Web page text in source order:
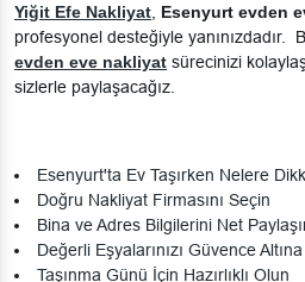
Yiğit Efe Nakliyat Esenyurt evden
profesyonel desteğiyle yanınızdadır.
evden eve nakliyat sürecinizi
sizlerle paylaşacağız.
Esenyurt'ta Ev Taşırken Nelere
Doğru Nakliyat Firmasını Seçin
Bina ve Adres Bilgilerini Net
Değerli Eşyalarınızı Güvence Altına
Taşınma Günü İçin Hazırlıklı Olun